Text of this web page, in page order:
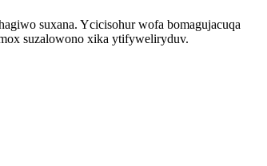
suxana. Ycicisohur wofa bomagujacuqa
suzalowono xika ytifyweliryduv.